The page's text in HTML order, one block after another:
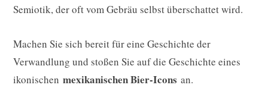
Semiotik, der oft vom Gebräu selbst überschattet wird.
Machen Sie sich bereit für eine Geschichte der
Verwandlung und stoßen Sie auf die Geschichte eines
ikonischen mexikanischen Bier-Icons an.